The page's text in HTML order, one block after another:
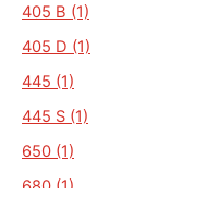
405 B (1)
405 D (1)
445 (1)
445 S (1)
650 (1)
680 (1)